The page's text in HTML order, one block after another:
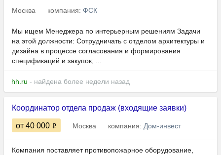
Москва компания: ФСК
Мы ищем Менеджера по интерьерным решениям Задачи
на этой должности: Сотрудничать с отделом архитектуры и
дизайна в процессе согласования и формирования
спецификаций и закупок; ...
hh.ru - найдена более недели назад
Координатор отдела продаж (входящие заявки)
от 40 000 Москва компания: Дом-инвест
Компания поставляет противопожарное оборудование,